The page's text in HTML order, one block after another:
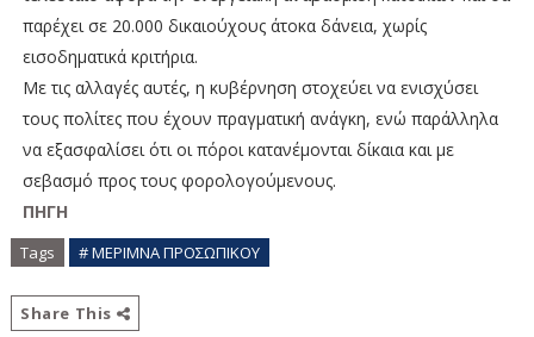
παρέχει σε 20.000 δικαιούχους άτοκα δάνεια, χωρίς
εισοδηματικά κριτήρια.
Με τις αλλαγές αυτές, η κυβέρνηση στοχεύει να ενισχύσει
τους πολίτες που έχουν πραγματική ανάγκη, ενώ παράλληλα
να εξασφαλίσει ότι οι πόροι κατανέμονται δίκαια και με
σεβασμό προς τους φορολογούμενους.
ΠΗΓΗ
Tags # ΜΕΡΙΜΝΑ ΠΡΟΣΩΠΙΚΟΥ
Share This